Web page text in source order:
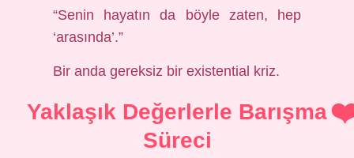
“Senin hayatın da böyle zaten, hep
‘arasında’.”
Bir anda gereksiz bir existential kriz.
Yaklaşık Değerlerle Barışma
Süreci